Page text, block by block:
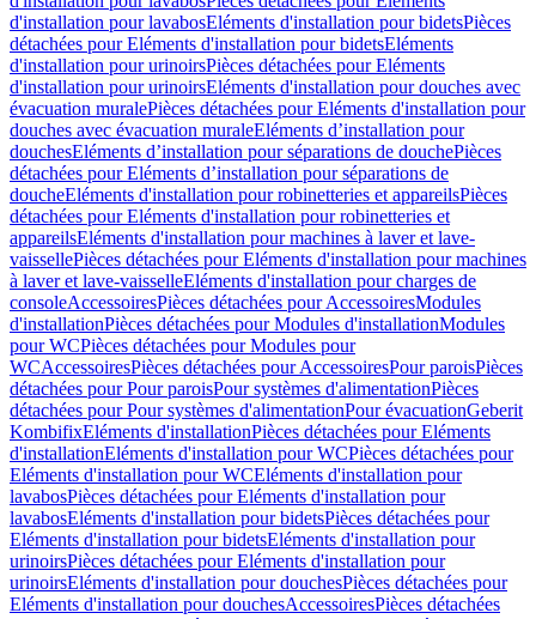
d'installation pour lavabosEléments d'installation pour bidetsPièces
détachées pour Eléments d'installation pour bidetsEléments
d'installation pour urinoirsPièces détachées pour Eléments
d'installation pour urinoirsEléments d'installation pour douches avec
évacuation muralePièces détachées pour Eléments d'installation pour
douches avec évacuation muraleEléments d’installation pour
douchesEléments d’installation pour séparations de douchePièces
détachées pour Eléments d’installation pour séparations de
doucheEléments d'installation pour robinetteries et appareilsPièces
détachées pour Eléments d'installation pour robinetteries et
appareilsEléments d'installation pour machines à laver et lave-
vaissellePièces détachées pour Eléments d'installation pour machines
à laver et lave-vaisselleEléments d'installation pour charges de
consoleAccessoiresPièces détachées pour AccessoiresModules
d'installationPièces détachées pour Modules d'installationModules
pour WCPièces détachées pour Modules pour
WCAccessoiresPièces détachées pour AccessoiresPour paroisPièces
détachées pour Pour paroisPour systèmes d'alimentationPièces
détachées pour Pour systèmes d'alimentationPour évacuationGeberit
KombifixEléments d'installationPièces détachées pour Eléments
d'installationEléments d'installation pour WCPièces détachées pour
Eléments d'installation pour WCEléments d'installation pour
lavabosPièces détachées pour Eléments d'installation pour
lavabosEléments d'installation pour bidetsPièces détachées pour
Eléments d'installation pour bidetsEléments d'installation pour
urinoirsPièces détachées pour Eléments d'installation pour
urinoirsEléments d'installation pour douchesPièces détachées pour
Eléments d'installation pour douchesAccessoiresPièces détachées